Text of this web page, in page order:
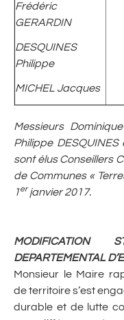
Frédéric
GERARDIN
DESQUINES
Philippe
MICHEL Jacques
Messieurs
Philippe
sont élus Conseillers
de Communes «
1er janvier 2017.
MODIFICATION
DEPARTEMENTAL
Monsieur le Maire
de territoire s’est
durable et de lutte